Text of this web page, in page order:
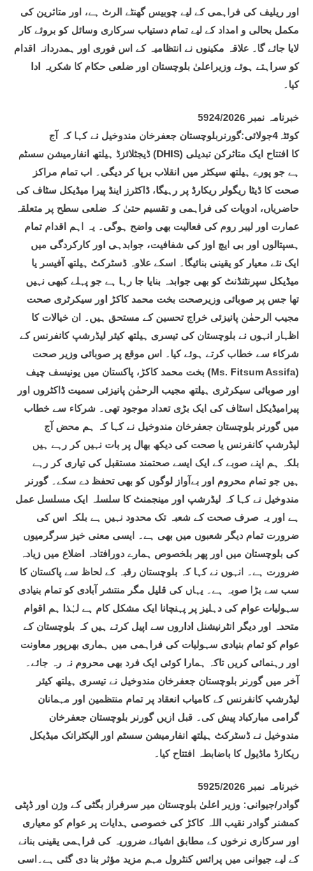
اور ریلیف کی فراہمی کے لیے چوبیس گھنٹے الرٹ ہے، اور متاثرین کی
مکمل بحالی و امداد کے لیے تمام دستیاب سرکاری وسائل کو بروئے کار
لایا جائے گا۔ علاقہ مکینوں نے انتظامیہ کے اس فوری اور ہمدردانہ اقدام
کو سراہتے ہوئے وزیراعلیٰ بلوچستان اور ضلعی حکام کا شکریہ ادا
کیا۔
خبرنامہ نمبر 5924/2026
کوئٹہ4جولائی:گورنربلوچستان جعفرخان مندوخیل نے کہا کہ آج
ڈیجٹلائزڈ ہیلتھ انفارمیشن سسٹم (DHIS) کا افتتاح ایک متاثرکن تبدیلی
ہے جو پورے ہیلتھ سیکٹر میں انقلاب برپا کر دیگی۔ اب تمام مراکز
صحت کا ڈیٹا ریگولر ریکارڈ پر رہیگا، ڈاکٹرز اینڈ پیرا میڈیکل سٹاف کی
حاضریاں، ادویات کی فراہمی و تقسیم حتیٰ کہ ضلعی سطح پر متعلقہ
عمارت اور لیبر روم کی فعالیت بھی واضح ہوگی۔ یہ اہم اقدام تمام
ہسپتالوں اور بی ایچ اوز کی شفافیت، جوابدہی اور کارکردگی میں
ایک نئے معیار کو یقینی بنائیگا۔ اسکے علاوہ ڈسٹرکٹ ہیلتھ آفیسر یا
میڈیکل سپرنٹنڈنٹ کو بھی جوابدہ بنایا جا رہا ہے جو پہلے کبھی نہیں
تھا جس پر صوبائی وزیرصحت بخت محمد کاکڑ اور سیکرٹری صحت
مجیب الرحمٰن پانیزئی خراج تحسین کے مستحق ہیں۔ ان خیالات کا
اظہار انہوں نے بلوچستان کی تیسری ہیلتھ کیئر لیڈرشپ کانفرنس کے
شرکاء سے خطاب کرتے ہوئے کیا۔ اس موقع پر صوبائی وزیر صحت
بخت محمد کاکڑ، پاکستان میں یونیسف چیف (Ms. Fitsum Assifa)
اور صوبائی سیکرٹری ہیلتھ مجیب الرحمٰن پانیزئی سمیت ڈاکٹروں اور
پیرامیڈیکل اسٹاف کی ایک بڑی تعداد موجود تھی۔ شرکاء سے خطاب
میں گورنر بلوچستان جعفرخان مندوخیل نے کہا کہ ہم محض آج
لیڈرشپ کانفرنس یا صحت کی دیکھ بھال پر بات نہیں کر رہے ہیں
بلکہ ہم اپنے صوبے کے ایک ایسے صحتمند مستقبل کی تیاری کر رہے
ہیں جو تمام محروم اور بےآواز لوگوں کو بھی تحفظ دے سکے۔ گورنر
مندوخیل نے کہا کہ لیڈرشپ اور مینجمنٹ کا سلسلہ ایک مسلسل عمل
ہے اور یہ صرف صحت کے شعبہ تک محدود نہیں ہے بلکہ اس کی
ضرورت تمام دیگر شعبوں میں بھی ہے۔ ایسی معنی خیز سرگرمیوں
کی بلوچستان میں اور پھر بلخصوص ہمارے دورافتادہ اضلاع میں زیادہ
ضرورت ہے۔ انہوں نے کہا کہ بلوچستان رقبہ کے لحاظ سے پاکستان کا
سب سے بڑا صوبہ ہے۔ یہاں کی قلیل مگر منتشر آبادی کو تمام بنیادی
سہولیات عوام کی دہلیز پر پہنچانا ایک مشکل کام ہے لہٰذا ہم اقوام
متحدہ اور دیگر انٹرنیشنل اداروں سے اپیل کرتے ہیں کہ بلوچستان کے
عوام کو تمام بنیادی سہولیات کی فراہمی میں ہماری بھرپور معاونت
اور رہنمائی کریں تاکہ ہمارا کوئی ایک فرد بھی محروم نہ رہ جائے۔
آخر میں گورنر بلوچستان جعفرخان مندوخیل نے تیسری ہیلتھ کیئر
لیڈرشپ کانفرنس کے کامیاب انعقاد پر تمام منتظمین اور مہمانان
گرامی مبارکباد پیش کی۔ قبل ازیں گورنر بلوچستان جعفرخان
مندوخیل نے ڈسٹرکٹ ہیلتھ انفارمیشن سسٹم اور الیکٹرانک میڈیکل
ریکارڈ ماڈیول کا باضابطہ افتتاح کیا۔
خبرنامہ نمبر 5925/2026
گوادر/جیوانی: وزیر اعلیٰ بلوچستان میر سرفراز بگٹی کے وژن اور ڈپٹی
کمشنر گوادر نقیب اللہ کاکڑ کی خصوصی ہدایات پر عوام کو معیاری
اور سرکاری نرخوں کے مطابق اشیائے ضروریہ کی فراہمی یقینی بنانے
کے لیے جیوانی میں پرائس کنٹرول مہم مزید مؤثر بنا دی گئی ہے۔اسی